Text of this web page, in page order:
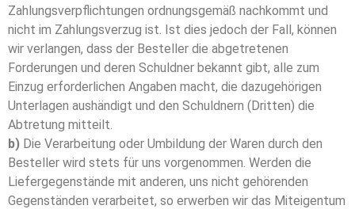
Zahlungsverpflichtungen ordnungsgemäß nachkommt und
nicht im Zahlungsverzug ist. Ist dies jedoch der Fall, können
wir verlangen, dass der Besteller die abgetretenen
Forderungen und deren Schuldner bekannt gibt, alle zum
Einzug erforderlichen Angaben macht, die dazugehörigen
Unterlagen aushändigt und den Schuldnern (Dritten) die
Abtretung mitteilt.
b) Die Verarbeitung oder Umbildung der Waren durch den
Besteller wird stets für uns vorgenommen. Werden die
Liefergegenstände mit anderen, uns nicht gehörenden
Gegenständen verarbeitet, so erwerben wir das Miteigentum